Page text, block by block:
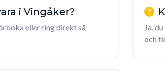
i Vingåker?
eller ring direkt så
Ja,
och